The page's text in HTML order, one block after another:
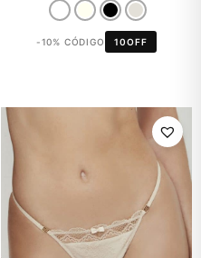
-10% CÓDIGO 10OFF